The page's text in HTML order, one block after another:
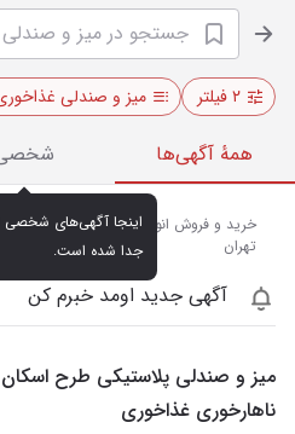
۲ فیلتر میز و صندلی
همهٔ آگهی‌ها
جدا شده است.
خرید و فروش انواع میز و صندلی
تهران
آگهی جدید اومد خبرم کن
میز و صندلی پلاستیکی طرح اسکان
ناهارخوری غذاخوری